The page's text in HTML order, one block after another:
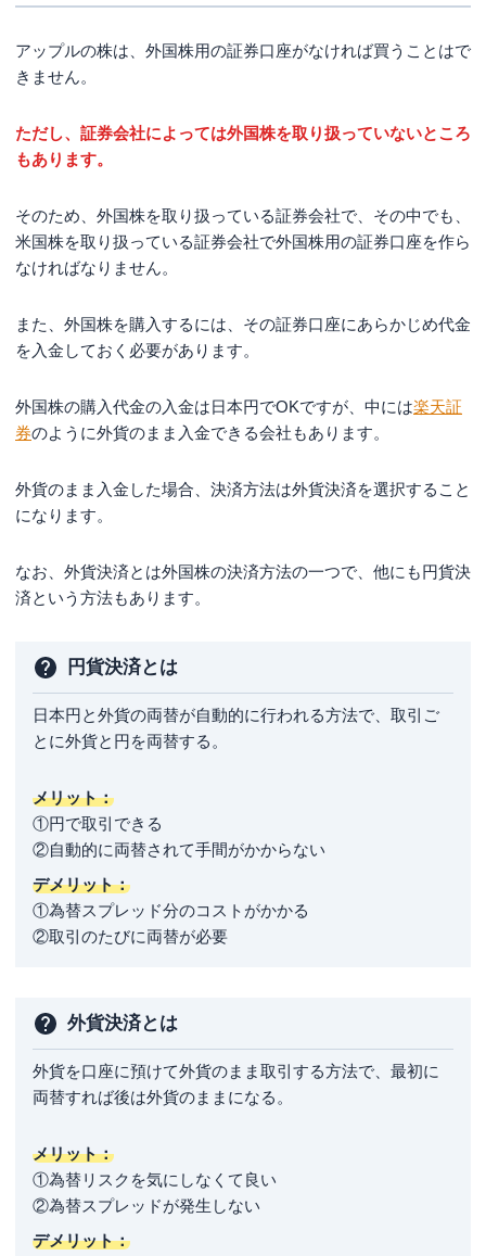
アップルの株は、外国株用の証券口座がなければ買うことはで
きません。
ただし、証券会社によっては外国株を取り扱っていないところ
もあります。
そのため、外国株を取り扱っている証券会社で、その中でも、
米国株を取り扱っている証券会社で外国株用の証券口座を作ら
なければなりません。
また、外国株を購入するには、その証券口座にあらかじめ代金
を入金しておく必要があります。
外国株の購入代金の入金は日本円でOKですが、中には楽天証
券のように外貨のまま入金できる会社もあります。
外貨のまま入金した場合、決済方法は外貨決済を選択すること
になります。
なお、外貨決済とは外国株の決済方法の一つで、他にも円貨決
済という方法もあります。
円貨決済とは
日本円と外貨の両替が自動的に行われる方法で、取引ご
とに外貨と円を両替する。
メリット：
①円で取引できる
②自動的に両替されて手間がかからない
デメリット：
①為替スプレッド分のコストがかかる
②取引のたびに両替が必要
外貨決済とは
外貨を口座に預けて外貨のまま取引する方法で、最初に
両替すれば後は外貨のままになる。
メリット：
①為替リスクを気にしなくて良い
②為替スプレッドが発生しない
デメリット：